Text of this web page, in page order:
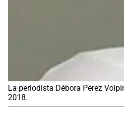
La periodista Débora Pérez
2018.